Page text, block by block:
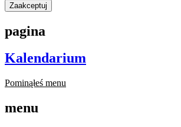
Zaakceptuj
pagina
Kalendarium
Pominąłeś menu
menu